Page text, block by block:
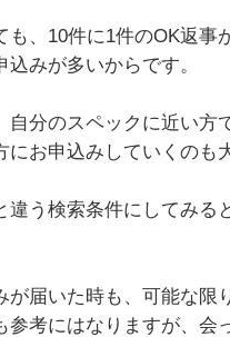
、10件に1件のOK返事
みが多いからです。
分のスペックに近い方
お申込みしていくのも
違う検索条件にしてみ
届いた時も、可能な限
考にはなりますが、会